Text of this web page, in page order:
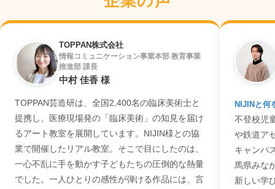
TOPPAN株式会社
情報コミュニケーション事業本部 教育事業
推進部 課長
中村 佳香 様
TOPPAN芸造研は、全国2,400名の臨床美術士と
提携し、医療現場発の「臨床美術」の知見を届け
るアート教室を展開しています。NIJIN様との協
業で開催したリアル教室。そこで目にしたのは、
一心不乱に手を動かす子どもたちの圧倒的な熱量
でした。一人ひとりの感性が弾ける作品には、言
NIJINと何
不登校児
や鉄道ア
キャンパ
馬県みな
新しい学